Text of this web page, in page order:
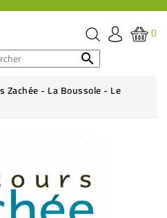
0

Zachée - La Boussole - Le